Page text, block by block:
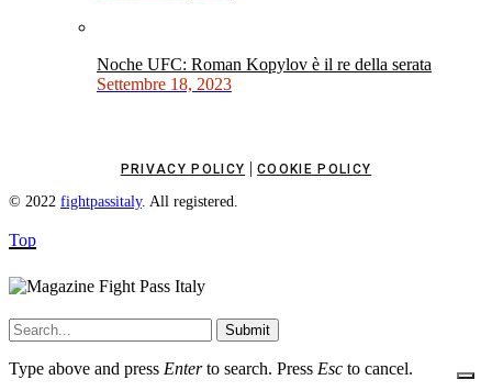
Noche UFC: Roman Kopylov è il re della serata
Settembre 18, 2023
PRIVACY POLICY |COOKIE POLICY
© 2022 fightpassitaly. All registered.
Top
Submit
Type above and press Enterto search. Press Esc to cancel.